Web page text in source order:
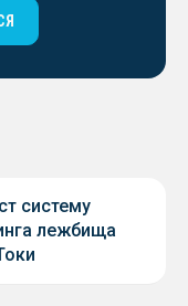
систему
лежбища